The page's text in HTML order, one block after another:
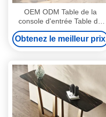
OEM ODM Table de la
console d'entrée Table du
haut du hall de marbre
Longueur de la table 150cm
Obtenez le meilleur prix